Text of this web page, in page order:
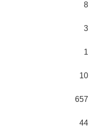
8
3
1
10
657
44